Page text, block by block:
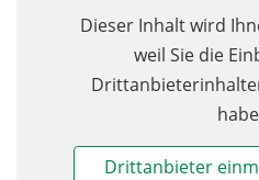
Dieser Inhalt wird
weil Sie die
Drittanbieter